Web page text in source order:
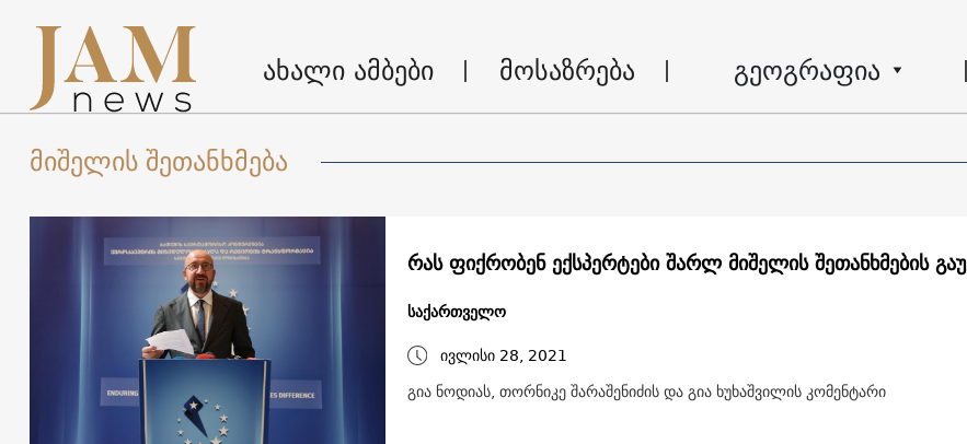
ახალი ამბები მოსაზრება გეოგრაფია
მიშელის შეთანხმება
რას ფიქრობენ ექსპერტები შარლ მიშელის შეთანხმების
საქართველო
ივლისი 28, 2021
გია ნოდიას, თორნიკე შარაშენიძის და გია ხუხაშვილის კომენტარი